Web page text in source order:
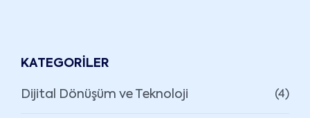
KATEGORILER
Dijital Dönüşüm ve Teknoloji (4)